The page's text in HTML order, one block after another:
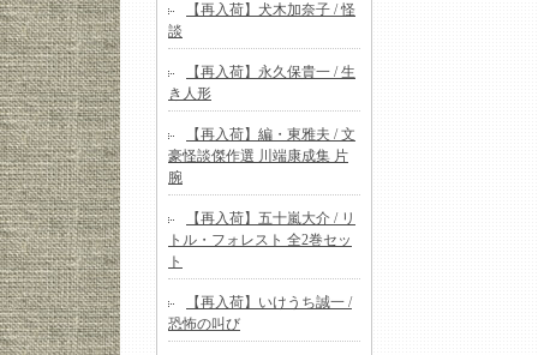
【再入荷】犬木加奈子 / 怪
談
【再入荷】永久保貴一 / 生
き人形
【再入荷】編・東雅夫 / 文
豪怪談傑作選 川端康成集 片
腕
【再入荷】五十嵐大介 / リ
トル・フォレスト 全2巻セッ
ト
【再入荷】いけうち誠一 /
恐怖の叫び